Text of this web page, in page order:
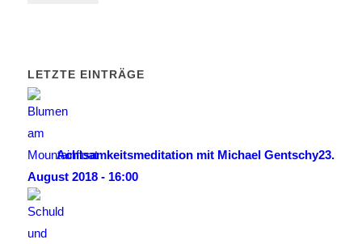
LETZTE EINTRÄGE
Achtsamkeitsmeditation mit Michael Gentschy23.
August 2018 - 16:00